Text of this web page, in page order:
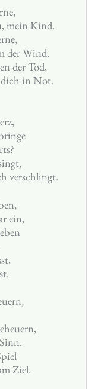
mein Kind.
der Wind.
der Tod,
in Not.
verschlingt.
ein,
Ziel.